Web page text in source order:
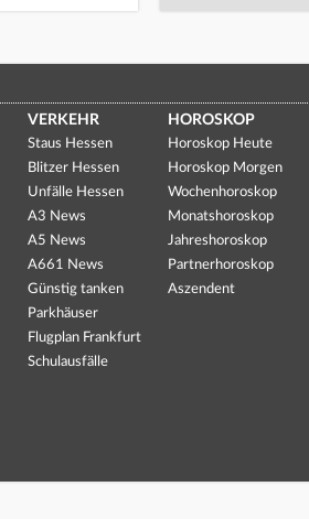
VERKEHR
Staus Hessen
Blitzer Hessen
Unfälle Hessen
A3 News
A5 News
A661 News
Günstig tanken
Parkhäuser
Flugplan Frankfurt
Schulausfälle
HOROSKOP
Horoskop Heute
Horoskop Morgen
Wochenhoroskop
Monatshoroskop
Jahreshoroskop
Partnerhoroskop
Aszendent